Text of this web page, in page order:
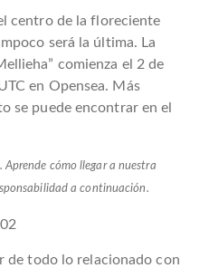
centro de la floreciente
será la última. La
comienza el 2 de
en Opensea. Más
se puede encontrar en el
cómo llegar a nuestra
a continuación.
de todo lo relacionado con